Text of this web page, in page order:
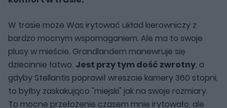
W trasie może Was irytować układ kierowniczy z
bardzo mocnym wspomaganiem. Ale ma to swoje
plusy w mieście. Grandlandem manewruje się
dziecinnie łatwo. Jest przy tym dość zwrotny, a
gdyby Stellantis poprawił wreszcie kamery 360 stopni,
to byłby zaskakująco "miejski" jak na swoje rozmiary.
To mocne przełożenie czasem mnie irytowało, ale